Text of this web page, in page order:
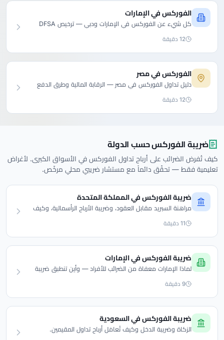
الفوركس في الإمارات
كل شيء عن الفوركس في الإمارات ودبي — ترخيص DFSA
12 دقيقة
الفوركس في مصر
دليل تداول الفوركس في مصر — الرقابة المالية وطرق الدفع
12 دقيقة
ضريبة الفوركس حسب الدولة
كيف تُفرض الضرائب على أرباح تداول الفوركس في الأسواق الكبرى. لأغراض
تعليمية فقط — تحقّق دائماً مع مستشار ضريبي محلي مرخّص.
ضريبة الفوركس في المملكة المتحدة
مراهنة السبريد مقابل العقود، وضريبة الأرباح الرأسمالية، وكيف
11 دقيقة
ضريبة الفوركس في الإمارات
لماذا الإمارات معفاة من الضرائب للأفراد — وأين تنطبق ضريبة
9 دقيقة
ضريبة الفوركس في السعودية
الزكاة وضريبة الدخل وكيف تُعامَل أرباح تداول المقيمين.